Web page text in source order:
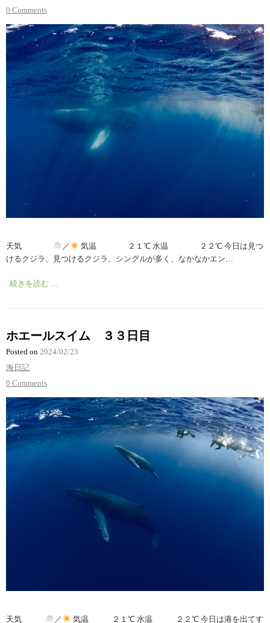
0 Comments
天気 ／
気温 ２１℃ 水温 ２２℃ 今日は見つ
けるクジラ、見つけるクジラ、シングルが多く、なかなかエン…
続きを読む …
ホエールスイム ３３日目
Posted on 2024/02/23
海日記
0 Comments
天気 ／ 気温 ２１℃ 水温 ２２℃ 今日は港を出てす